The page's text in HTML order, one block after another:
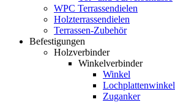
WPC Terrassendielen
Holzterrassendielen
Terrassen-Zubehör
Befestigungen
Holzverbinder
Winkelverbinder
Winkel
Lochplattenwinkel
Zuganker